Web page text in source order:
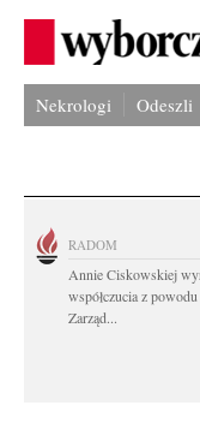
Nekrologi Odeszli
RADOM
Annie Ciskowskiej
współczucia z
Zarząd...